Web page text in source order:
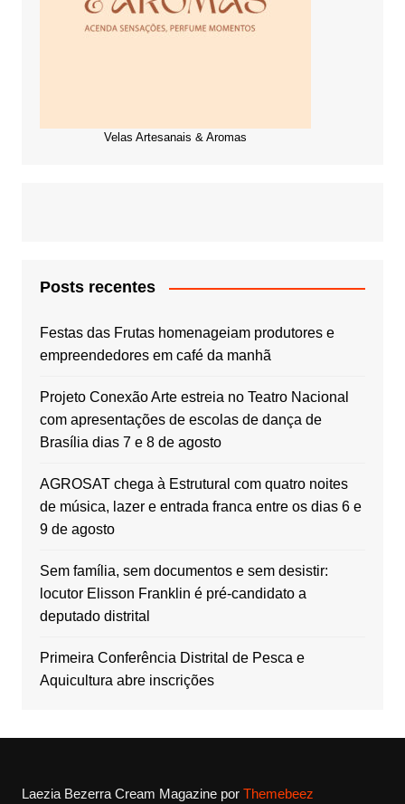
Velas Artesanais & Aromas
Posts recentes
Festas das Frutas homenageiam produtores e
empreendedores em café da manhã
Projeto Conexão Arte estreia no Teatro Nacional
com apresentações de escolas de dança de
Brasília dias 7 e 8 de agosto
AGROSAT chega à Estrutural com quatro noites
de música, lazer e entrada franca entre os dias 6 e
9 de agosto
Sem família, sem documentos e sem desistir:
locutor Elisson Franklin é pré-candidato a
deputado distrital
Primeira Conferência Distrital de Pesca e
Aquicultura abre inscrições
Laezia BezerraCream Magazine por Themebeez